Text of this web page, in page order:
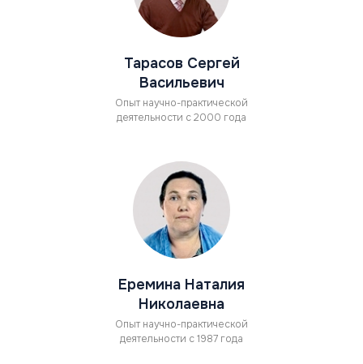
Тарасов Сергей
Васильевич
Опыт научно-практической
деятельности с 2000 года
Еремина Наталия
Николаевна
Опыт научно-практической
деятельности с 1987 года